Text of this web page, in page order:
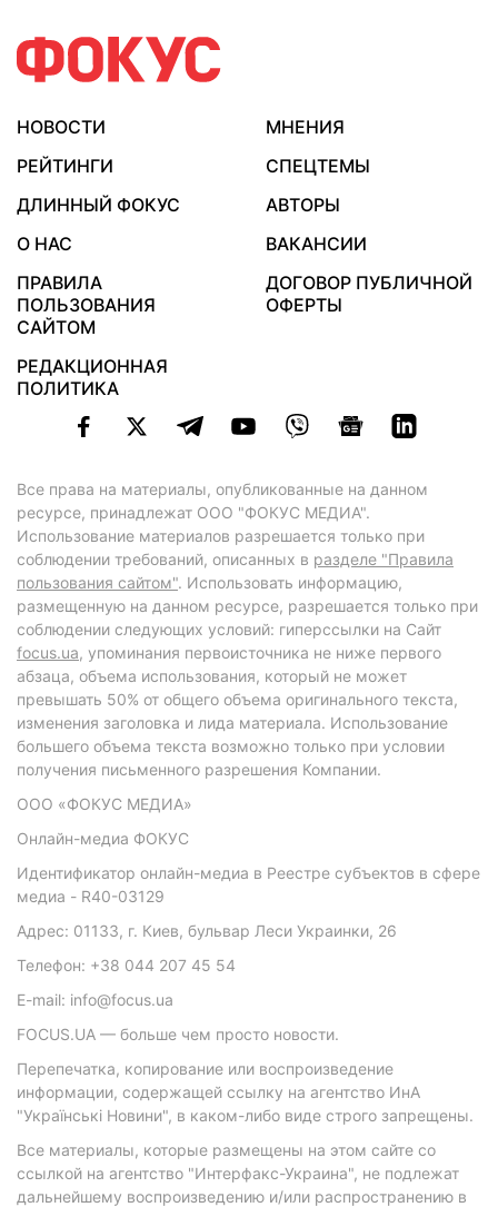
НОВОСТИ
МНЕНИЯ
РЕЙТИНГИ
СПЕЦТЕМЫ
ДЛИННЫЙ ФОКУС
АВТОРЫ
О НАС
ВАКАНСИИ
ПРАВИЛА
ПОЛЬЗОВАНИЯ
САЙТОМ
ДОГОВОР ПУБЛИЧНОЙ
ОФЕРТЫ
РЕДАКЦИОННАЯ
ПОЛИТИКА
Все права на материалы, опубликованные на данном
ресурсе, принадлежат ООО "ФОКУС МЕДИА".
Использование материалов разрешается только при
соблюдении требований, описанных в разделе "Правила
пользования сайтом". Использовать информацию,
размещенную на данном ресурсе, разрешается только при
соблюдении следующих условий: гиперссылки на Сайт
focus.ua, упоминания первоисточника не ниже первого
абзаца, объема использования, который не может
превышать 50% от общего объема оригинального текста,
изменения заголовка и лида материала. Использование
большего объема текста возможно только при условии
получения письменного разрешения Компании.
ООО «ФОКУС МЕДИА»
Онлайн-медиа ФОКУС
Идентификатор онлайн-медиа в Реестре субъектов в сфере
медиа - R40-03129
Адрес: 01133, г. Киев, бульвар Леси Украинки, 26
Телефон: +38 044 207 45 54
E-mail: info@focus.ua
FOCUS.UA — больше чем просто новости.
Перепечатка, копирование или воспроизведение
информации, содержащей ссылку на агентство ИнА
"Українські Новини", в каком-либо виде строго запрещены.
Все материалы, которые размещены на этом сайте со
ссылкой на агентство "Интерфакс-Украина", не подлежат
дальнейшему воспроизведению и/или распространению в